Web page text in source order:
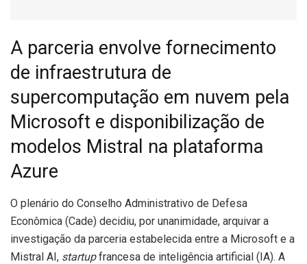
A parceria envolve fornecimento
de infraestrutura de
supercomputação em nuvem pela
Microsoft e disponibilização de
modelos Mistral na plataforma
Azure
O plenário do Conselho Administrativo de Defesa
Econômica (Cade) decidiu, por unanimidade, arquivar a
investigação da parceria estabelecida entre a Microsoft e a
Mistral AI, startupfrancesa de inteligência artificial (IA). A